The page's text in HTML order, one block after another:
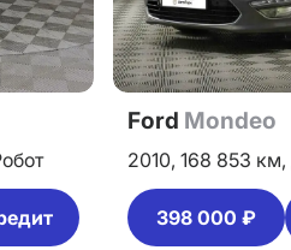
Ford Mondeo
2010, 168 853 км,
398 000 ₽